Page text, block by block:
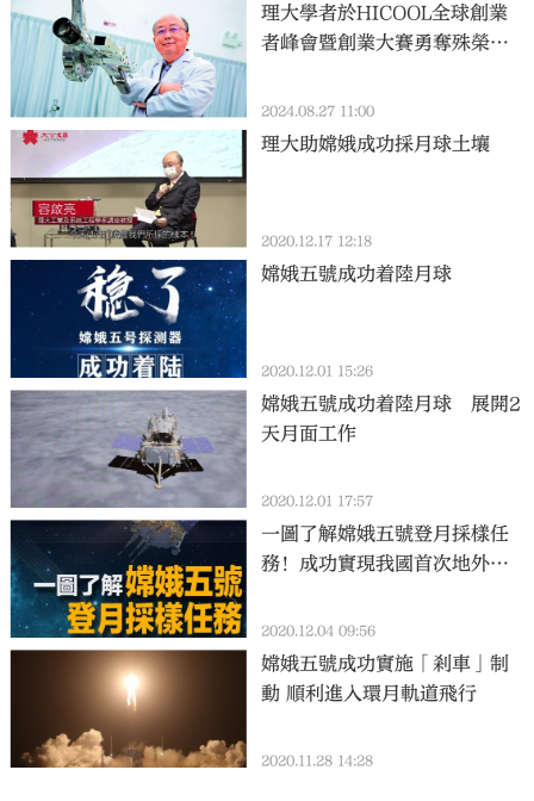
理大學者於HICOOL全球創業
者峰會暨創業大賽勇奪殊榮
方展出
2024.08.27 11:00
理大助嫦娥成功採月球土壤
2020.12.17 12:18
嫦娥五號成功着陸月球
2020.12.01 15:26
嫦娥五號成功着陸月球 展開2
天月面工作
2020.12.01 17:57
一圖了解嫦娥五號登月採樣任
務！成功實現我國首次地外天
2020.12.04 09:56
嫦娥五號成功實施「剎車」制
動 順利進入環月軌道飛行
2020.11.28 14:28